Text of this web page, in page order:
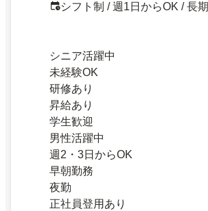
シフト制 / 週1日からOK / 長期
シニア活躍中
未経験OK
研修あり
昇給あり
学生歓迎
男性活躍中
週2・3日からOK
早朝勤務
夜勤
正社員登用あり